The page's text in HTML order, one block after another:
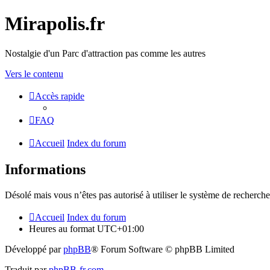
Mirapolis.fr
Nostalgie d'un Parc d'attraction pas comme les autres
Vers le contenu
Accès rapide
FAQ
Accueil Index du forum
Informations
Désolé mais vous n’êtes pas autorisé à utiliser le système de
Accueil Index du forum
Heures au format UTC+01:00
Développé parphpBB® Forum Software © phpBB Limited